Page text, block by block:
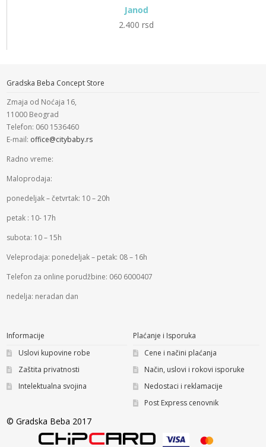
Janod
2.400rsd
Gradska Beba Concept Store
Zmaja od Noćaja 16,
11000 Beograd
Telefon: 060 1536460
E-mail: office@citybaby.rs
Radno vreme:
Maloprodaja:
ponedeljak – četvrtak: 10 – 20h
petak : 10- 17h
subota: 10 – 15h
Veleprodaja: ponedeljak – petak: 08 – 16h
Telefon za online porudžbine: 060 6000407
nedelja: neradan dan
Informacije
Uslovi kupovine robe
Zaštita privatnosti
Intelektualna svojina
Plaćanje i Isporuka
Cene i načini plaćanja
Način, uslovi i rokovi isporuke
Nedostaci i reklamacije
Post Express cenovnik
© Gradska Beba 2017